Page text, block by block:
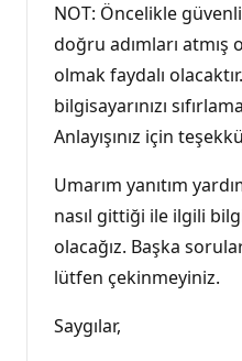
NOT: Öncelikle
doğru adımları
olmak faydalı
bilgisayarınızı
Anlayışınız için
Umarım yanıtım
nasıl gittiği ile ilgili
olacağız. Başka
lütfen çekinmeyiniz.
Saygılar,